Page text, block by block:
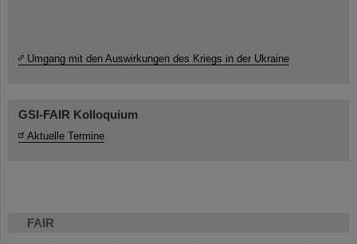
FAIR
Umgang mit den Auswirkungen des Kriegs in der Ukraine
GSI-FAIR Kolloquium
Aktuelle Termine